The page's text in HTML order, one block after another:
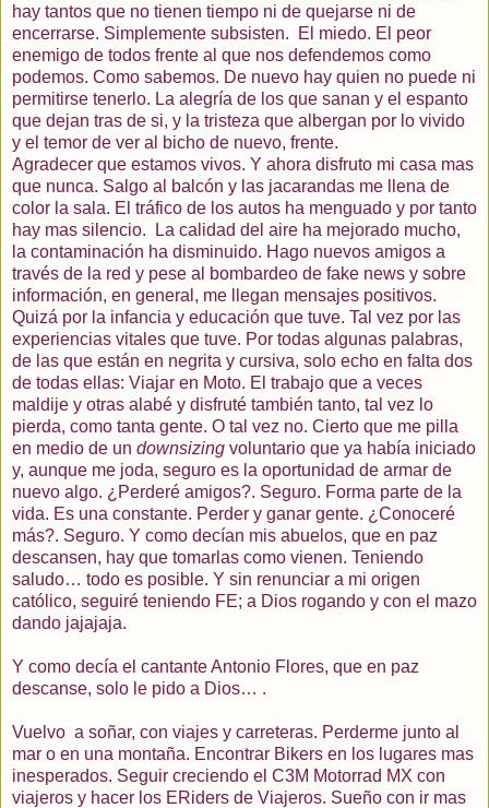
hay tantos que no tienen tiempo ni de quejarse ni de
encerrarse. Simplemente subsisten.
El miedo. El peor
enemigo de todos frente al que nos defendemos como
podemos. Como sabemos. De nuevo hay quien no puede ni
permitirse tenerlo. La alegría de los que sanan y el espanto
que dejan tras de si, y la tristeza que albergan por lo vivido
y el temor de ver al bicho de nuevo, frente.
Agradecer que estamos vivos. Y ahora disfruto mi casa mas
que nunca. Salgo al balcón y las jacarandas me llena de
color la sala. El tráfico de los autos ha menguado y por tanto
hay mas silencio.
La calidad del aire ha mejorado mucho,
la contaminación ha disminuido. Hago nuevos amigos a
través de la red y pese al bombardeo de fake news y sobre
información, en general, me llegan mensajes positivos.
Quizá por la infancia y educación que tuve. Tal vez por las
experiencias vitales que tuve. Por todas algunas palabras,
de las que están en negrita y cursiva, solo echo en falta dos
de todas ellas: Viajar en Moto. El trabajo que a veces
maldije y otras alabé y disfruté también tanto, tal vez lo
pierda, como tanta gente. O tal vez no. Cierto que me pilla
en medio de un downsizing voluntario que ya había iniciado
y, aunque me joda, seguro es la oportunidad de armar de
nuevo algo. ¿Perderé amigos?. Seguro. Forma parte de la
vida. Es una constante. Perder y ganar gente. ¿Conoceré
más?. Seguro. Y como decían mis abuelos, que en paz
descansen, hay que tomarlas como vienen. Teniendo
saludo… todo es posible. Y sin renunciar a mi origen
católico, seguiré teniendo FE; a Dios rogando y con el mazo
dando jajajaja.
Y como decía el cantante Antonio Flores, que en paz
descanse, solo le pido a Dios… .
Vuelvo a soñar, con viajes y carreteras. Perderme junto al
mar o en una montaña. Encontrar Bikers en los lugares mas
inesperados. Seguir creciendo el C3M Motorrad MX con
viajeros y hacer los ERiders de Viajeros. Sueño con ir mas